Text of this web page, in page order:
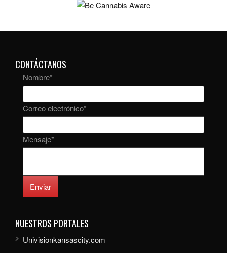
CONTÁCTANOS
Nombre*
Correo electrónico*
Mensaje*
Enviar
NUESTROS PORTALES
Univisionkansascity.com